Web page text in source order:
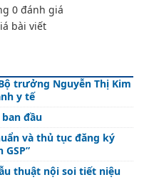
0 đánh giá
bài viết
trưởng Nguyễn Thị Kim
y tế
đầu